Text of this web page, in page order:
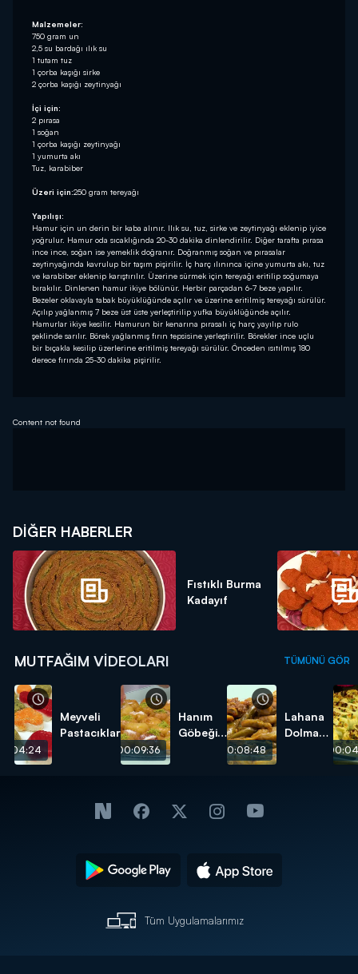
Malzemeler:
750 gram un
2,5 su bardağı ılık su
1 tutam tuz
1 çorba kaşığı sirke
2 çorba kaşığı zeytinyağı
İçi için:
2 pırasa
1 soğan
1 çorba kaşığı zeytinyağı
1 yumurta akı
Tuz, karabiber
Üzeri için:250 gram tereyağı
Yapılışı:
Hamur için un derin bir kaba alınır. Ilık su, tuz, sirke ve zeytinyağı eklenip iyice
yoğrulur. Hamur oda sıcaklığında 20-30 dakika dinlendirilir. Diğer tarafta pırasa
ince ince, soğan ise yemeklik doğranır. Doğranmış soğan ve pırasalar
zeytinyağında kavrulup bir taşım pişirilir. İç harç ılınınca içine yumurta akı, tuz
ve karabiber eklenip karıştırılır. Üzerine sürmek için tereyağı eritilip soğumaya
bırakılır. Dinlenen hamur ikiye bölünür. Herbir parçadan 6-7 beze yapılır.
Bezeler oklavayla tabak büyüklüğünde açılır ve üzerine eritilmiş tereyağı sürülür.
Açılıp yağlanmış 7 beze üst üste yerleştirilip yufka büyüklüğünde açılır.
Hamurlar ikiye kesilir. Hamurun bir kenarına pırasalı iç harç yayılıp rulo
şeklinde sarılır. Börek yağlanmış fırın tepsisine yerleştirilir. Börekler ince uçlu
bir bıçakla kesilip üzerlerine eritilmiş tereyağı sürülür. Önceden ısıtılmış 180
derece fırında 25-30 dakika pişirilir.
Content not found
DIĞER HABERLER
Fıstıklı Burma
Kadayıf
MUTFAĞIM VIDEOLARI TÜMÜNÜ GÖR
Meyveli
Pastacıklar
00:09:36
Hanım
Göbeği
00:08:48
Lahana
Dolması
Tüm Uygulamalarımız